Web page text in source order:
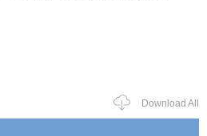
Download All